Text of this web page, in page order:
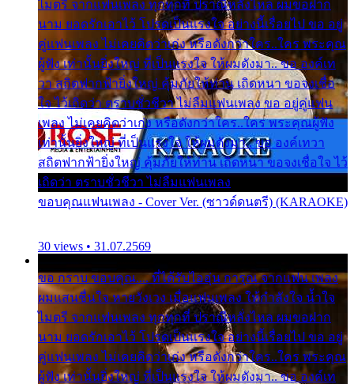
ไมตรี จากแฟนเพลง ทุกทุกที่ ปราณีหลั่งไหล ผมขอฝาก
นาม ยอดรักเอาไว้ โปรดเป็นแรงใจ อย่างนี้เรื่อยไป ขอ อยู่
คู่แฟนเพลง ไม่เคยคิดว่าเก่ง หรือดังกว่าใคร..ใคร พระคุณ
ผู้ฟัง เท่านั้นยิ่งใหญ่ ที่เป็นแรงใจ ให้ผมดังมา.. ขอ องค์เท
วา สถิตฟากฟ้ายิ่งใหญ่ คุ้มภัยให้ท่าน เถิดหนา ขอจงเชื่อ
ใจ ไว้เถิดว่า ตราบชั่วชีวา ไม่ลืมแฟนเพลง ขอ อยู่คู่แฟน
เพลง ไม่เคยคิดว่าเก่ง หรือดังกว่าใคร..ใคร พระคุณผู้ฟัง
เท่านั้นยิ่งใหญ่ ที่เป็นแรงใจ ให้ผมดังมา.. ขอ องค์เทวา
สถิตฟากฟ้ายิ่งใหญ่ คุ้มภัยให้ท่าน เถิดหนา ขอจงเชื่อใจ ไว้
เถิดว่า ตราบชั่วชีวา ไม่ลืมแฟนเพลง
ขอบคุณแฟนเพลง - Cover Ver. (ซาวด์ดนตรี) (KARAOKE)
30 views • 31.07.2569
ขอ กราบ ขอบคุณ.... ที่ได้รับไออุ่น การุณ จากแฟน เพลง
ผมแสนชื่นใจ หายวังเวง เมื่อแฟนเพลง ให้กำลังใจ น้ำใจ
ไมตรี จากแฟนเพลง ทุกทุกที่ ปราณีหลั่งไหล ผมขอฝาก
นาม ยอดรักเอาไว้ โปรดเป็นแรงใจ อย่างนี้เรื่อยไป ขอ อยู่
คู่แฟนเพลง ไม่เคยคิดว่าเก่ง หรือดังกว่าใคร..ใคร พระคุณ
ผู้ฟัง เท่านั้นยิ่งใหญ่ ที่เป็นแรงใจ ให้ผมดังมา.. ขอ องค์เท